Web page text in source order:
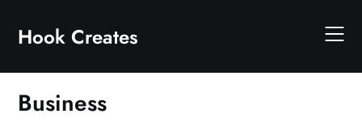
content
Hook Creates
Business